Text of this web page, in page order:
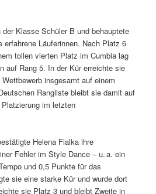
Klasse Schüler B und behauptete
erfahrene Läuferinnen. Nach Platz 6
tollen vierten Platz im Cumbia lag
auf Rang 5. In der Kür erreichte sie
insgesamt auf einem
Rangliste bleibt sie damit auf
im letzten
Helena Fialka ihre
Fehler im Style Dance – u.a. ein
und 0,5 Punkte für das
sie eine starke Kür und wurde dort
sie Platz 3 und bleibt Zweite in